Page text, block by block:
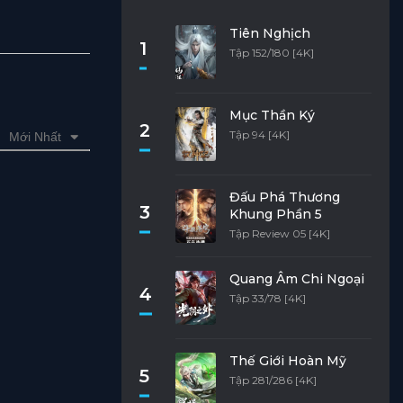
Mới Nhất
1
Tiên Nghịch
Tập 152/180 [4K]
2
Mục Thần Ký
Tập 94 [4K]
3
Đấu Phá Thương
Khung Phần 5
Tập Review 05 [4K]
4
Quang Âm Chi Ngoại
Tập 33/78 [4K]
5
Thế Giới Hoàn Mỹ
Tập 281/286 [4K]